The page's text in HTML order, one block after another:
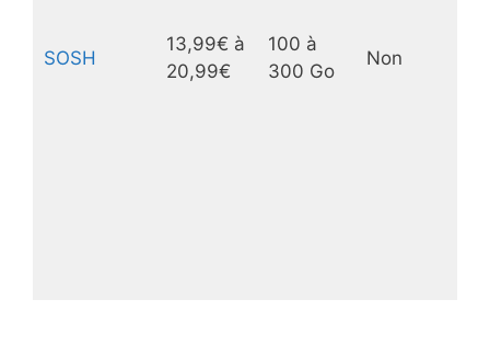
SOSH
13,99€ à
20,99€
100 à
300 Go
Non